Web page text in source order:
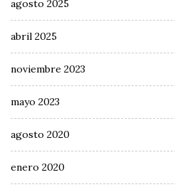
agosto 2025
abril 2025
noviembre 2023
mayo 2023
agosto 2020
enero 2020